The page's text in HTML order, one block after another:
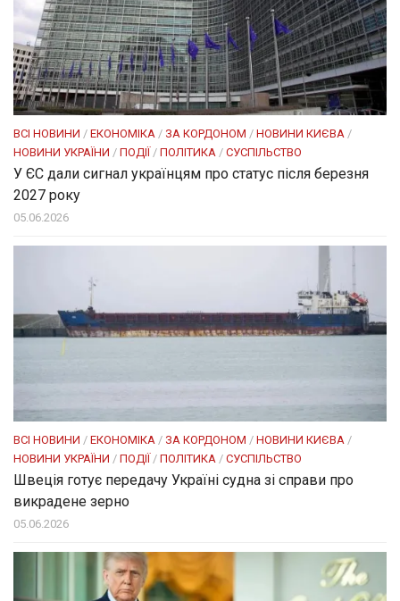
ВСІ НОВИНИ / ЕКОНОМІКА / ЗА КОРДОНОМ / НОВИНИ КИЄВА /
НОВИНИ УКРАЇНИ / ПОДІЇ/ ПОЛІТИКА / СУСПІЛЬСТВО
У ЄС дали сигнал українцям про статус після березня
2027 року
05.06.2026
ВСІ НОВИНИ / ЕКОНОМІКА / ЗА КОРДОНОМ / НОВИНИ КИЄВА /
НОВИНИ УКРАЇНИ / ПОДІЇ/ ПОЛІТИКА / СУСПІЛЬСТВО
Швеція готує передачу Україні судна зі справи про
викрадене зерно
05.06.2026